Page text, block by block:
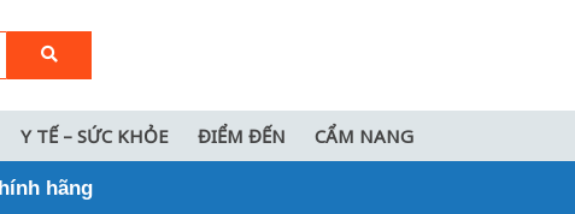
Y TẾ – SỨC KHỎE ĐIỂM ĐẾN CẨM NANG
hãng